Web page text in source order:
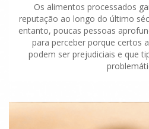
Os alimentos processados
reputação ao longo do último
entanto, poucas pessoas
para perceber porque certos
podem ser prejudiciais e que